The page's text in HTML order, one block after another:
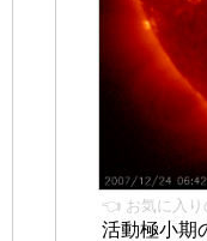
👈 お気に入り
活動極小期